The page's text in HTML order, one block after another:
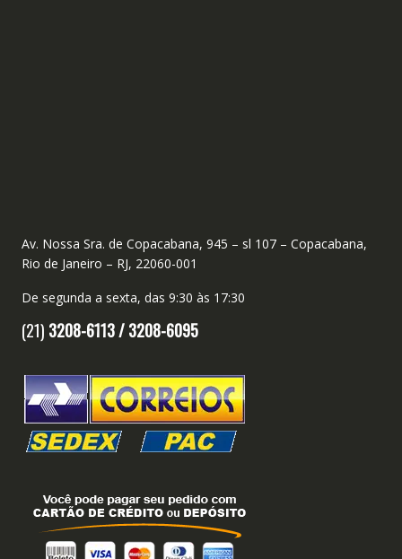
Av. Nossa Sra. de Copacabana, 945 – sl 107 – Copacabana,
Rio de Janeiro – RJ, 22060-001
De segunda a sexta, das 9:30 às 17:30
(21) 3208-6113 /3208-6095